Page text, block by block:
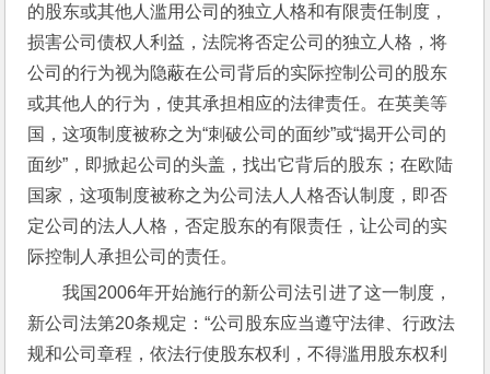
的股东或其他人滥用公司的独立人格和有限责任制度，
损害公司债权人利益，法院将否定公司的独立人格，将
公司的行为视为隐蔽在公司背后的实际控制公司的股东
或其他人的行为，使其承担相应的法律责任。在英美等
国，这项制度被称之为“刺破公司的面纱”或“揭开公司的
面纱”，即掀起公司的头盖，找出它背后的股东；在欧陆
国家，这项制度被称之为公司法人人格否认制度，即否
定公司的法人人格，否定股东的有限责任，让公司的实
际控制人承担公司的责任。
我国2006年开始施行的新公司法引进了这一制度，
新公司法第20条规定：“公司股东应当遵守法律、行政法
规和公司章程，依法行使股东权利，不得滥用股东权利